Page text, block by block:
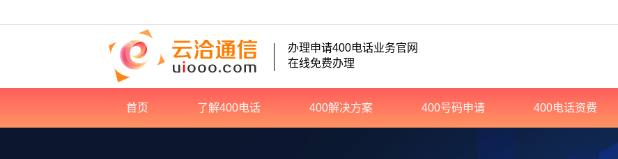
办理申请400电话业务官网
在线免费办理
首页 了解400电话 400解决方案 400号码申请 400电话资费